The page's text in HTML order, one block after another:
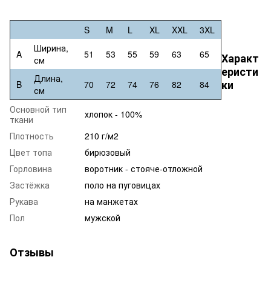
S M L XL XXL
3XL
A
Ширина,
см
51 53 55 59 63 65
B
Длина,
см
70 72 74 76 82 84
Характ
еристи
ки
Основной тип
ткани
хлопок - 100%
Плотность
210 г/м2
Цвет топа
бирюзовый
Горловина
воротник - стояче-отложной
Застёжка
поло на пуговицах
Рукава
на манжетах
Пол
мужской
Отзывы